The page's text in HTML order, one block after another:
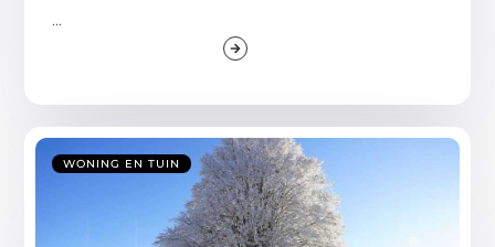
...
WONING EN TUIN